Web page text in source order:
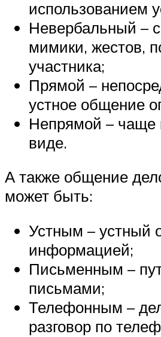
использованием
Невербальный –
мимики, жестов,
участника;
Прямой –
устное общение
Непрямой – чаще
виде.
А также общение
может быть:
Устным – устный
информацией;
Письменным –
письмами;
Телефонным –
разговор по